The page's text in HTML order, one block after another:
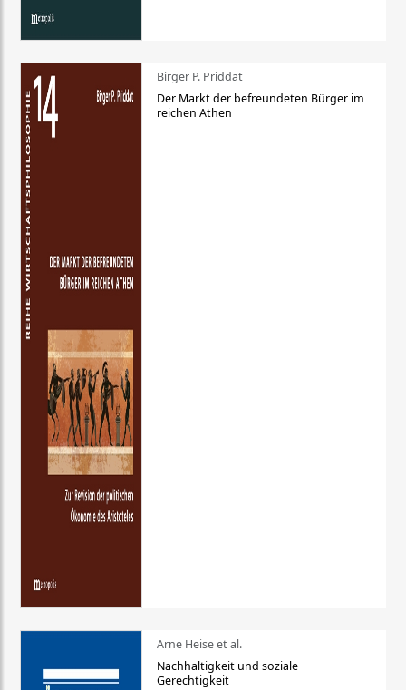
Birger P. Priddat
Der Markt der befreundeten Bürger im
reichen Athen
Arne Heise et al.
Nachhaltigkeit und soziale
Gerechtigkeit